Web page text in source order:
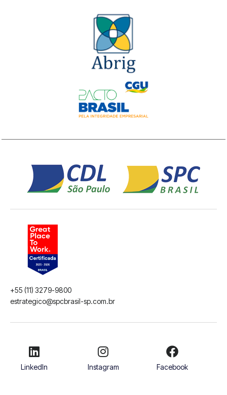
+55 (11) 3279-9800
estrategico@spcbrasil-sp.com.br
LinkedIn Instagram Facebook